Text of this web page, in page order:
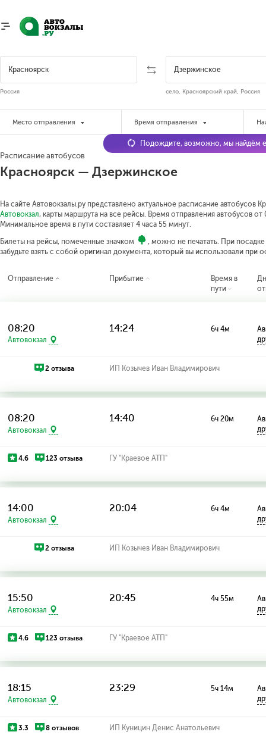
Россия село, Красноярский край, Россия
Место отправления Время отправления
Расписание автобусов
Красноярск — Дзержинское
На сайте Автовокзалы.ру представлено актуальное расписание автобусов
Автовокзал, карты маршрута на все рейсы. Время отправления автобусов от
Минимальное время в пути составляет 4 часа 55 минут.
Билеты на рейсы, помеченные значком
, можно не печатать. При
забудьте взять с собой оригинал документа, который вы использовали при
Подождите, возможно, мы найдём
Отправление Прибытие
Время в
пути
08:20
Автовокзал
14:24 6ч 4м
2 отзыва ИП Козычев Иван Владимирович
08:20
Автовокзал
14:40 6ч 20м
4.6 123 отзыва ГУ "Краевое АТП"
14:00
Автовокзал
20:04 6ч 4м
2 отзыва ИП Козычев Иван Владимирович
15:50
Автовокзал
20:45 4ч 55м
4.6 123 отзыва ГУ "Краевое АТП"
18:15
Автовокзал
23:29 5ч 14м
3.3 8 отзывов ИП Куницин Денис Анатольевич